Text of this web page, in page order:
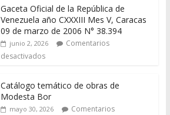
Gaceta Oficial de la República de
Venezuela año CXXXIII Mes V, Caracas
09 de marzo de 2006 N° 38.394
junio 2, 2026
Comentarios
desactivados
Catálogo temático de obras de
Modesta Bor
mayo 30, 2026
Comentarios